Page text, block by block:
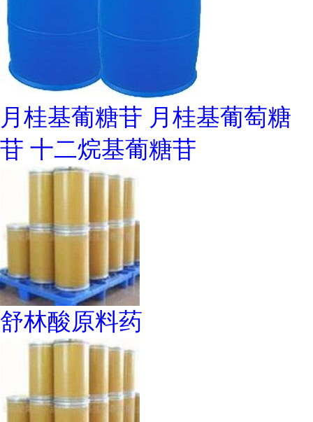
月桂基葡糖苷 月桂基葡萄糖
苷 十二烷基葡糖苷
舒林酸原料药